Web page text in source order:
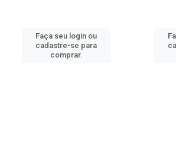
Faça seu login ou
cadastre-se para
comprar.